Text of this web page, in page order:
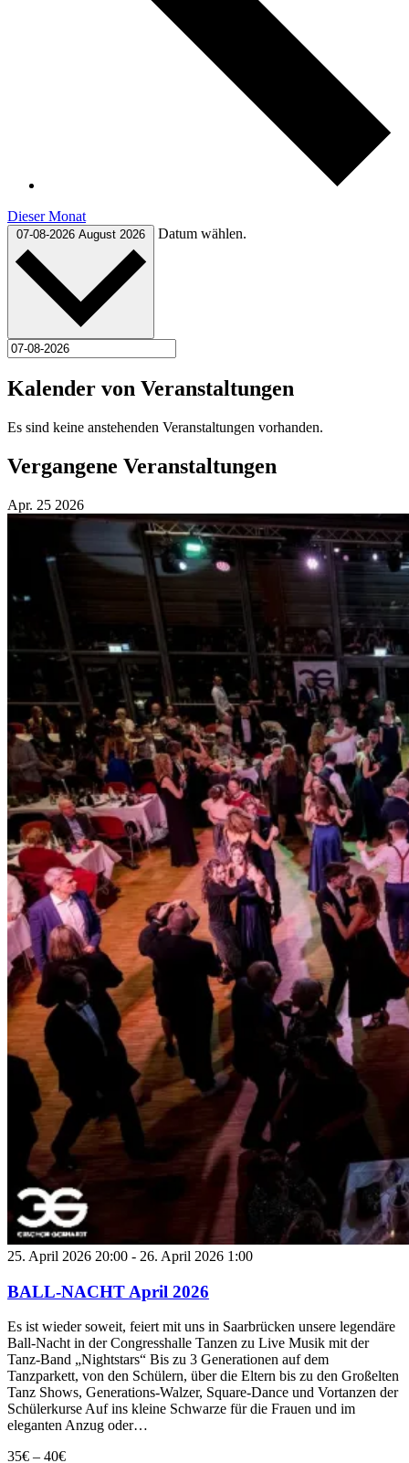
Dieser Monat
07-08-2026 August 2026 Datum wählen.
Kalender von Veranstaltungen
Es sind keine anstehenden Veranstaltungen vorhanden.
Vergangene Veranstaltungen
Apr. 25 2026
25. April 2026 20:00 - 26. April 2026 1:00
BALL-NACHT April 2026
Es ist wieder soweit, feiert mit uns in Saarbrücken unsere legendäre
Ball-Nacht in der Congresshalle Tanzen zu Live Musik mit der
Tanz-Band „Nightstars“ Bis zu 3 Generationen auf dem
Tanzparkett, von den Schülern, über die Eltern bis zu den Großelten
Tanz Shows, Generations-Walzer, Square-Dance und Vortanzen der
Schülerkurse Auf ins kleine Schwarze für die Frauen und im
eleganten Anzug oder…
35€ – 40€